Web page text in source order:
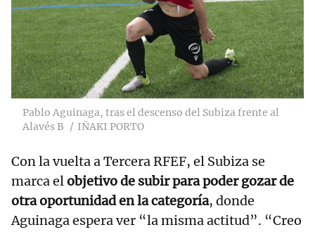
Pablo Aguinaga, tras el descenso del Subiza frente al
Alavés B
IÑAKI PORTO
Con la vuelta a Tercera RFEF, el Subiza se
marca elobjetivo de subir para poder gozar de
otra oportunidad en la categoría, donde
Aguinaga espera ver “la misma actitud”. “Creo